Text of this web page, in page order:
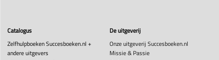
Catalogus
Zelfhulpboeken Succesboeken.nl +
andere uitgevers
De uitgeverij
Onze uitgeverij Succesboeken.nl
Missie & Passie